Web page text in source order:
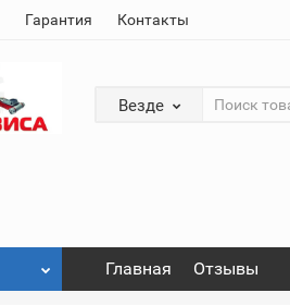
Гарантия Контакты
Везде
Главная Отзывы